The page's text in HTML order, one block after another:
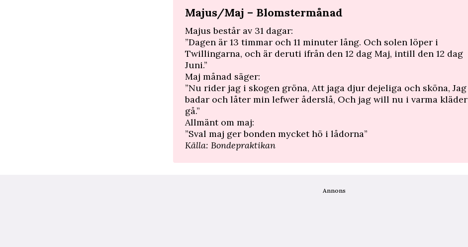
Majus/Maj – Blomstermånad
Majus består av 31 dagar:
”Dagen är 13 timmar och 11 minuter lång. Och solen löper i
Twillingarna, och är deruti ifrån den 12 dag Maj, intill den 12 dag
Juni.”
Maj månad säger:
”Nu rider jag i skogen gröna, Att jaga djur dejeliga och sköna, Jag
badar och låter min lefwer åderslå, Och jag will nu i varma kläder
gå.”
Allmänt om maj:
”Sval maj ger bonden mycket hö i lådorna”
Källa: Bondepraktikan
Annons